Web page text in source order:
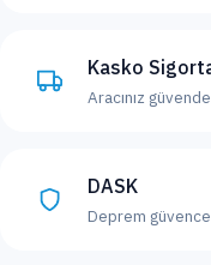
Kasko
Aracınız güvende
DASK
Deprem